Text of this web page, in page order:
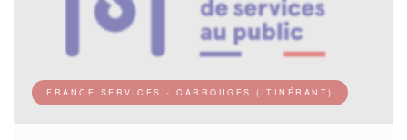
FRANCE SERVICES - CARROUGES (ITINÉRANT)